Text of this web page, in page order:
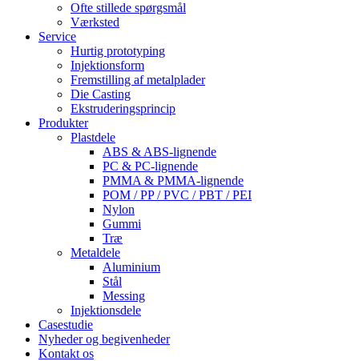
Ofte stillede spørgsmål
Værksted
Service
Hurtig prototyping
Injektionsform
Fremstilling af metalplader
Die Casting
Ekstruderingsprincip
Produkter
Plastdele
ABS & ABS-lignende
PC & PC-lignende
PMMA & PMMA-lignende
POM / PP / PVC / PBT / PEI
Nylon
Gummi
Træ
Metaldele
Aluminium
Stål
Messing
Injektionsdele
Casestudie
Nyheder og begivenheder
Kontakt os